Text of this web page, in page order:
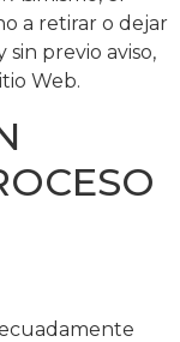
a retirar o dejar
previo aviso,
Web.